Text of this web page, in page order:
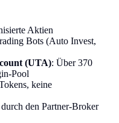
Aktien
Bots (Auto Invest,
(UTA): Über 370
Pool
keine
durch den Partner-Broker